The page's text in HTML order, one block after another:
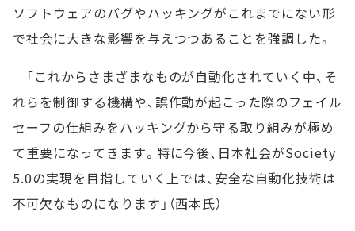
ソフトウェアのバグやハッキングがこれまでにない形
で社会に大きな影響を与えつつあることを強調した。
「これからさまざまなものが自動化されていく中、そ
れらを制御する機構や、誤作動が起こった際のフェイル
セーフの仕組みをハッキングから守る取り組みが極め
て重要になってきます。特に今後、日本社会がSociety
5.0の実現を目指していく上では、安全な自動化技術は
不可欠なものになります」（西本氏）